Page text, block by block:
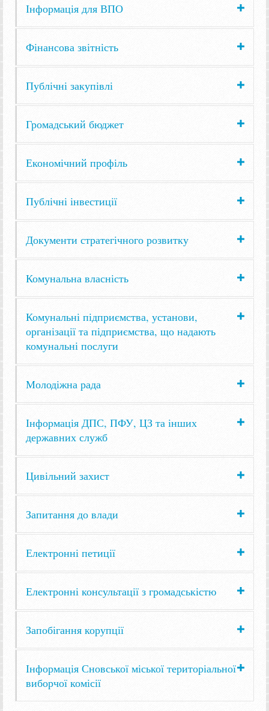
Інформація для ВПО
Фінансова звітність
Публічні закупівлі
Громадський бюджет
Економічний профіль
Публічні інвестиції
Документи стратегічного розвитку
Комунальна власність
Комунальні підприємства, установи,
організації та підприємства, що надають
комунальні послуги
Молодіжна рада
Інформація ДПС, ПФУ, ЦЗ та інших
державних служб
Цивільний захист
Запитання до влади
Електронні петиції
Електронні консультації з громадськістю
Запобігання корупції
Інформація Сновської міської територіальної
виборчої комісії